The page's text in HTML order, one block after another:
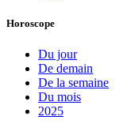
Horoscope
Du jour
De demain
De la semaine
Du mois
2025